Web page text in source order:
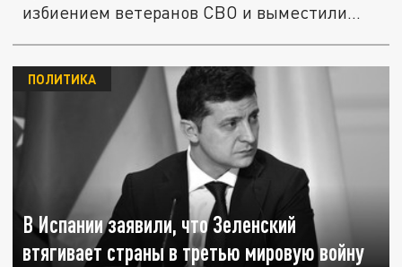
избиением ветеранов СВО и выместили
В Испании заявили, что Зеленский
втягивает страны в третью мировую войну
ПОЛИТИКА